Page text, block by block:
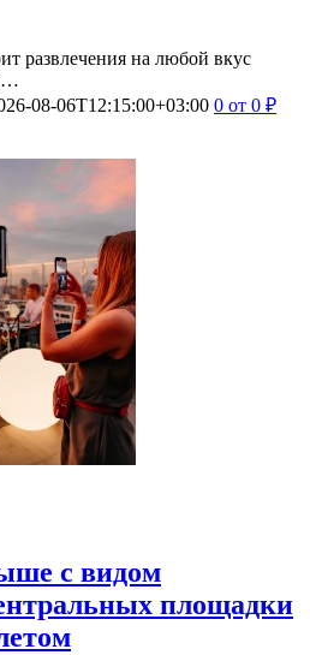
развлечения на любой вкус
08-06T12:15:00+03:00 0 от 0 ₽
с видом
площадки